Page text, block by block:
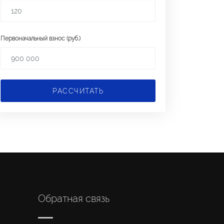
Первоначальный взнос (руб.)
РАССЧИТАТЬ
Обратная связь